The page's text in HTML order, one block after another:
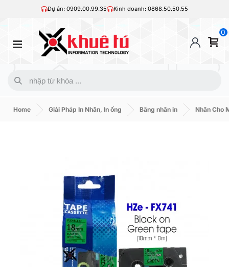
Dự án: 0909.00.99.35 Kinh doanh: 0868.50.50.55
0
Home Giải Pháp In Nhãn, In ống Băng nhãn in Nhãn Cho